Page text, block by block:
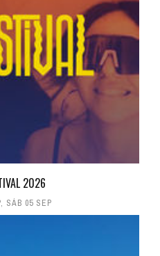
2026
, SÁB 05 SEP